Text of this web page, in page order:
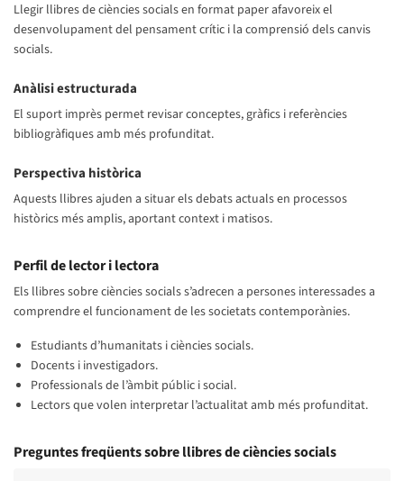
Llegir llibres de ciències socials en format paper afavoreix el
desenvolupament del pensament crític i la comprensió dels canvis
socials.
Anàlisi estructurada
El suport imprès permet revisar conceptes, gràfics i referències
bibliogràfiques amb més profunditat.
Perspectiva històrica
Aquests llibres ajuden a situar els debats actuals en processos
històrics més amplis, aportant context i matisos.
Perfil de lector i lectora
Els llibres sobre ciències socials s’adrecen a persones interessades a
comprendre el funcionament de les societats contemporànies.
Estudiants d’humanitats i ciències socials.
Docents i investigadors.
Professionals de l’àmbit públic i social.
Lectors que volen interpretar l’actualitat amb més profunditat.
Preguntes freqüents sobre llibres de ciències socials